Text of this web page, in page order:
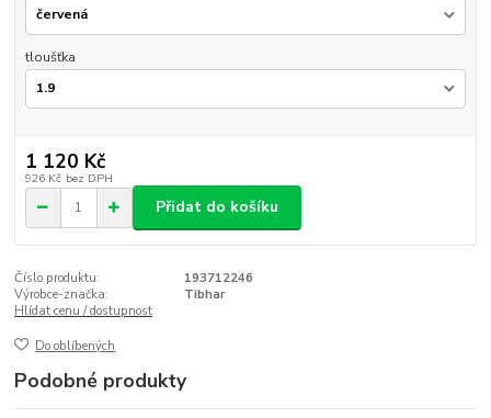
tloušťka
1 120 Kč
926 Kč bez DPH
Přidat do košíku
Číslo produktu:
193712246
Výrobce-značka:
Tibhar
Hlídat cenu / dostupnost
Do oblíbených
Podobné produkty